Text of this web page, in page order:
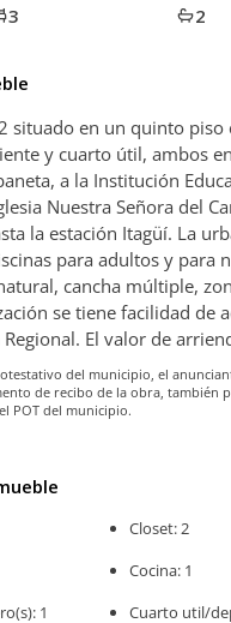
3 2
situado en un quinto
y cuarto útil, ambos
a la Institución
Nuestra Señora del
la estación Itagüí. La
para adultos y
cancha múltiple,
se tiene facilidad de
Regional. El valor de
del municipio, el
de recibo de la obra,
POT del municipio.
1
Closet: 2
Cocina: 1
Cuarto util/